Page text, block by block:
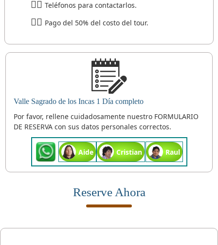
Teléfonos para contactarlos.
Pago del 50% del costo del tour.
Valle Sagrado de los Incas 1 Día completo
Por favor, rellene cuidadosamente nuestro FORMULARIO
DE RESERVA con sus datos personales correctos.
Aide Cristian Raul
Reserve Ahora